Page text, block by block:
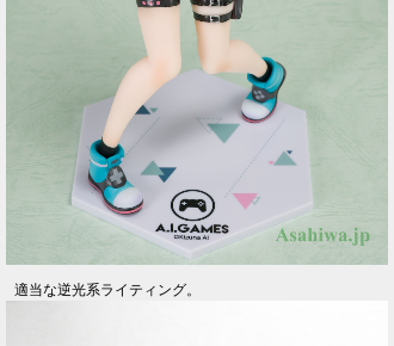
適当な逆光系ライティング。